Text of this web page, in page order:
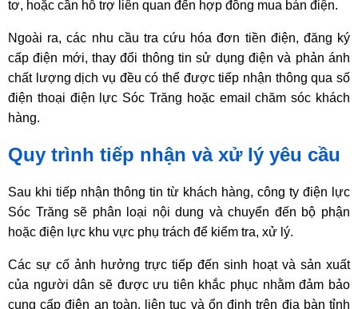
tơ, hoặc cần hỗ trợ liên quan đến hợp đồng mua bán điện.
Ngoài ra, các nhu cầu tra cứu hóa đơn tiền điện, đăng ký
cấp điện mới, thay đổi thông tin sử dụng điện và phản ánh
chất lượng dịch vụ đều có thể được tiếp nhận thông qua số
điện thoại điện lực Sóc Trăng hoặc email chăm sóc khách
hàng.
Quy trình tiếp nhận và xử lý yêu cầu
Sau khi tiếp nhận thông tin từ khách hàng, công ty điện lực
Sóc Trăng sẽ phân loại nội dung và chuyển đến bộ phận
hoặc điện lực khu vực phụ trách để kiểm tra, xử lý.
Các sự cố ảnh hưởng trực tiếp đến sinh hoạt và sản xuất
của người dân sẽ được ưu tiên khắc phục nhằm đảm bảo
cung cấp điện an toàn, liên tục và ổn định trên địa bàn tỉnh